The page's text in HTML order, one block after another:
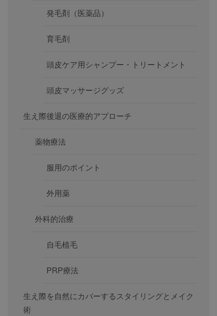
発毛剤（医薬品）
育毛剤
頭皮ケア用シャンプー・トリートメント
頭皮マッサージグッズ
生え際後退の医療的アプローチ
薬物療法
服用のポイント
外用薬
外科的治療
自毛植毛
PRP療法
生え際を自然にカバーするスタイリングとメイク
術